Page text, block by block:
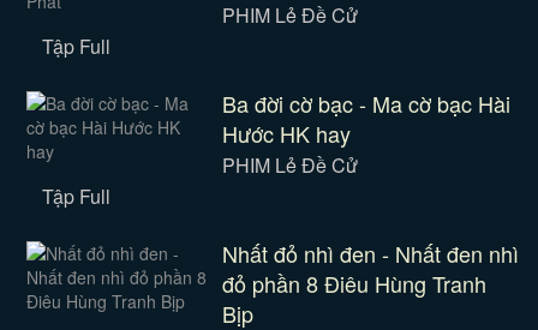
PHIM Lẻ Đề Cử
Tập Full
Ba đời cờ bạc - Ma cờ bạc Hài
Hước HK hay
PHIM Lẻ Đề Cử
Tập Full
Nhất đỏ nhì đen - Nhất đen nhì
đỏ phần 8 Điêu Hùng Tranh
Bịp